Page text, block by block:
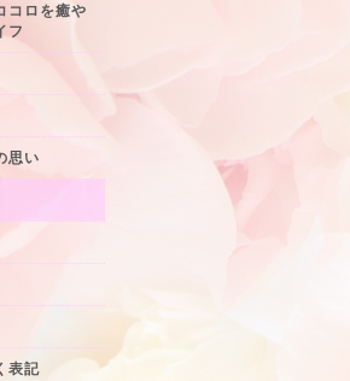
コロを癒や
フ
思い
表記